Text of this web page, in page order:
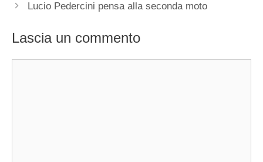
Lucio Pedercini pensa alla seconda moto
Lascia un commento